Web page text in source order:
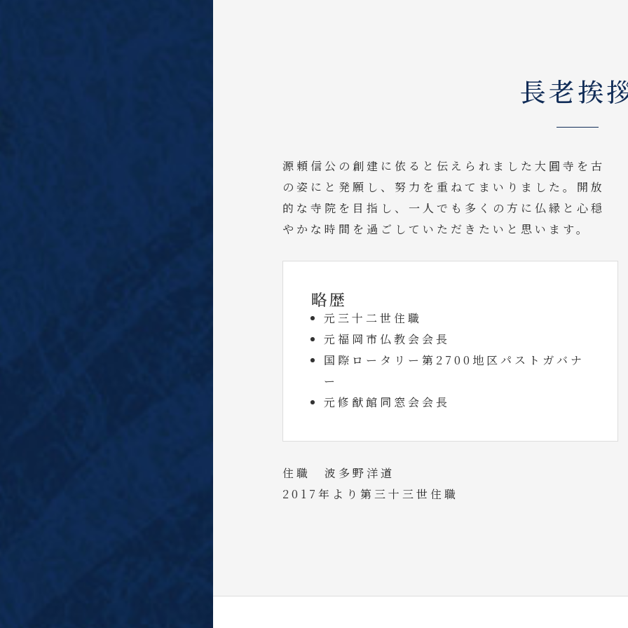
長老挨
源頼信公の創建に依ると伝えられました大圓寺を古
の姿にと発願し、努力を重ねてまいりました。開放
的な寺院を目指し、一人でも多くの方に仏縁と心穏
やかな時間を過ごしていただきたいと思います。
略歴
元三十二世住職
元福岡市仏教会会長
国際ロータリー第2700地区パストガバナ
ー
元修猷館同窓会会長
住職 波多野洋道
2017年より第三十三世住職